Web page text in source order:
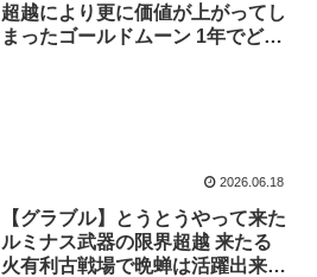
超越により更に価値が上がってし
まったゴールドムーン 1年でどれ
2026.06.18
【グラブル】とうとうやって来た
ルミナス武器の限界超越 来たる
火有利古戦場で晩蝉は活躍出来る